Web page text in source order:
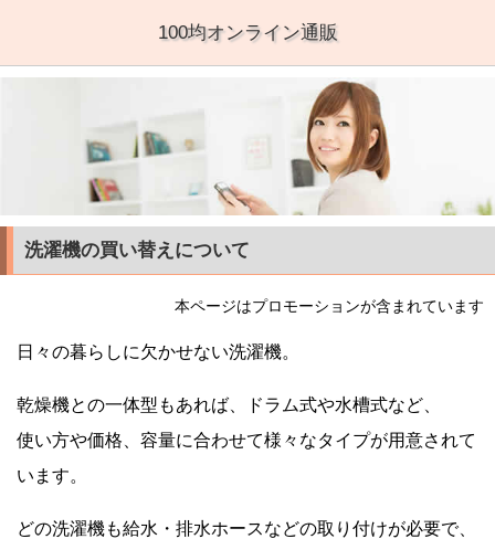
100均オンライン通販
洗濯機の買い替えについて
本ページはプロモーションが含まれています
日々の暮らしに欠かせない洗濯機。
乾燥機との一体型もあれば、ドラム式や水槽式など、
使い方や価格、容量に合わせて様々なタイプが用意されて
います。
どの洗濯機も給水・排水ホースなどの取り付けが必要で、